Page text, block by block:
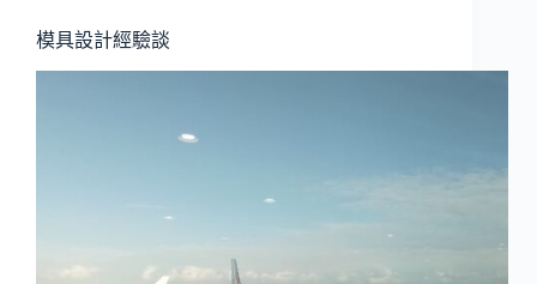
模具設計經驗談